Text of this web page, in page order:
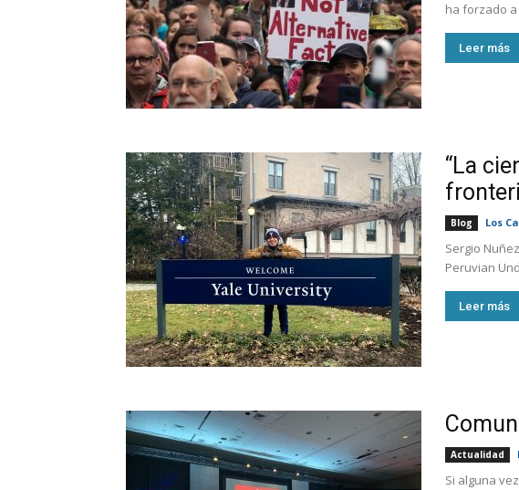
ha forzado
Leer más
“La
Blog Los
Sergio
Peruvian
Leer más
Actualidad
Si alguna